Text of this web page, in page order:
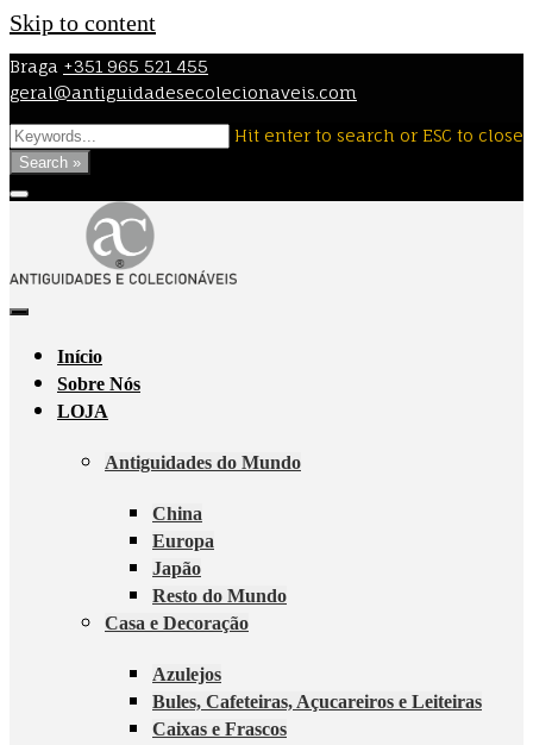
Skip to content
Braga +351 965 521 455
geral@antiguidadesecolecionaveis.com
Hit enter to search or ESC to close
Search »
Início
Sobre Nós
LOJA
Antiguidades do Mundo
China
Europa
Japão
Resto do Mundo
Casa e Decoração
Azulejos
Bules, Cafeteiras, Açucareiros e Leiteiras
Caixas e Frascos